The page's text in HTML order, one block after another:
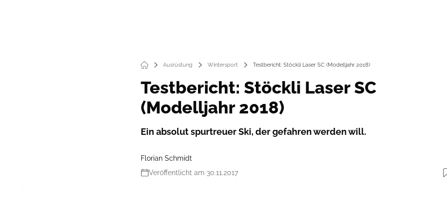
Ausrüstung Wintersport Testbericht: Stöckli Laser SC (Modelljahr 2018)
Testbericht: Stöckli Laser SC
(Modelljahr 2018)
Ein absolut spurtreuer Ski, der gefahren werden will.
Florian Schmidt
Veröffentlicht am 30.11.2017